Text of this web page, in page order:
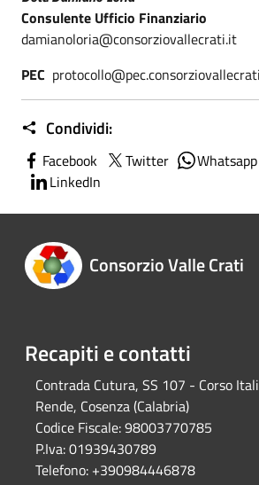
Consulente Ufficio Finanziario
damianoloria@consorziovallecrati.it
PEC
Condividi:
Facebook Twitter Whatsapp
LinkedIn
Consorzio Valle Crati
Recapiti e contatti
Contrada Cutura, SS 107 - Corso
Rende, Cosenza (Calabria)
Codice Fiscale:98003770785
P.Iva:01939430789
Telefono: +390984446878